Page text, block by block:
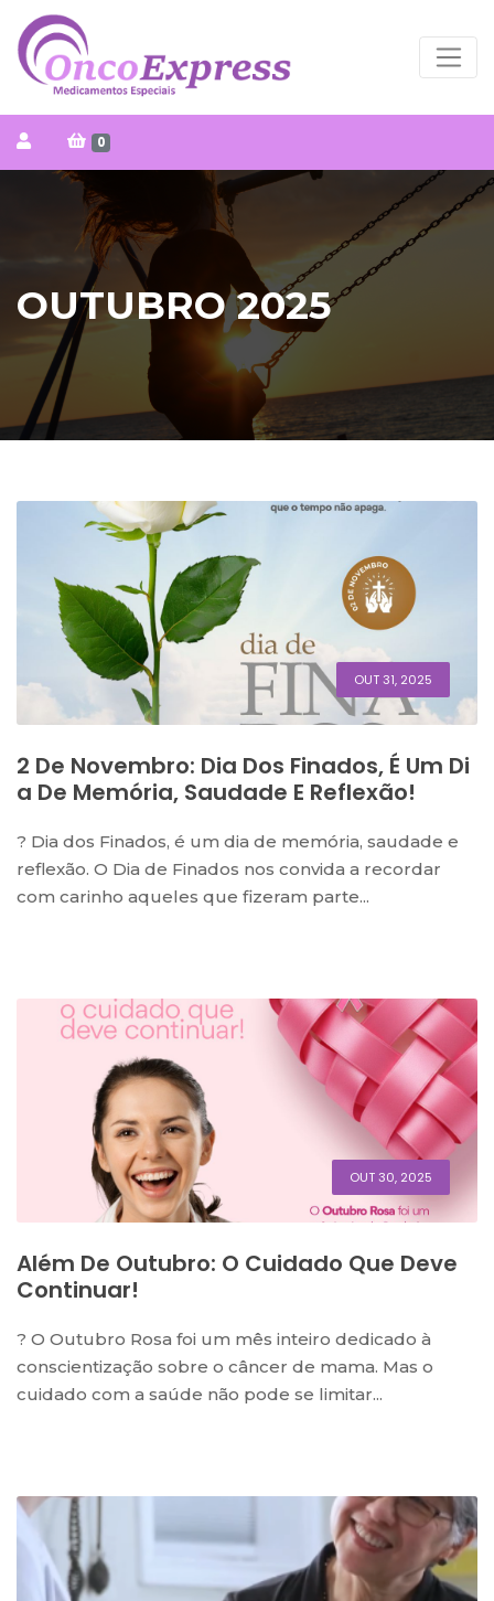
0
OUTUBRO 2025
OUT 31, 2025
2 De Novembro: Dia Dos Finados, É Um Di
A De Memória, Saudade E Reflexão!
?️ Dia dos Finados, é um dia de memória, saudade e
reflexão. O Dia de Finados nos convida a recordar
com carinho aqueles que fizeram parte...
OUT 30, 2025
Além De Outubro: O Cuidado Que Deve
Continuar!
? O Outubro Rosa foi um mês inteiro dedicado à
conscientização sobre o câncer de mama. Mas o
cuidado com a saúde não pode se limitar...